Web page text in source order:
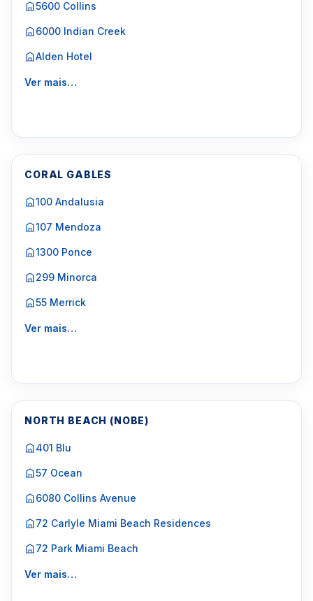
5600 Collins
6000 Indian Creek
Alden Hotel
Ver mais…
CORAL GABLES
100 Andalusia
107 Mendoza
1300 Ponce
299 Minorca
55 Merrick
Ver mais…
NORTH BEACH (NOBE)
401 Blu
57 Ocean
6080 Collins Avenue
72 Carlyle Miami Beach Residences
72 Park Miami Beach
Ver mais…